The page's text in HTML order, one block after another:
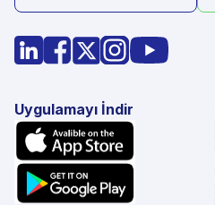
Uygulamayı İndir